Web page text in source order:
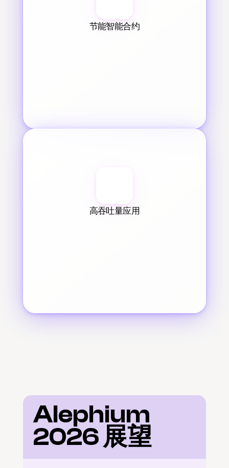
节能智能合约
高吞吐量应用
Alephium
2026 展望